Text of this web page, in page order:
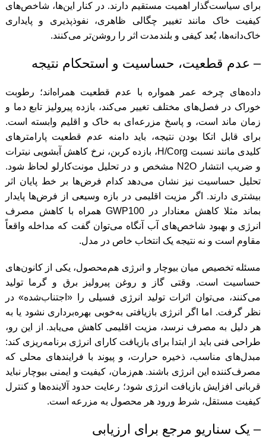
برای سیاست‌گذار اهمیت مستقیم دارند. در کنار این‌ها، شاخص‌های
کیفیت خاک مانند تغییر چگالی ظاهری، نفوذپذیری و پایداری
خاک‌دانه‌ها، بُعد کیفی و بلندمدت اثر را روشن‌تر می‌کنند.
– عدم قطعیت، حساسیت و استحکام نتیجه
داده‌های چرخه عمر همواره با عدم قطعیت همراه‌اند؛ رطوبت
خوراک در فصل‌های مختلف تغییر می‌کند، بازده پیرولیز تابع دما و
زمان ماند است، و پاسخ مزرعه‌ای به خاک و اقلیم وابسته است.
برای قابل اتکا بودن نتیجه، باید دامنه عدم قطعیت پارامترهای
کلیدی مانند نسبت H/Corg، بازده کربن، نرخ کاهش آبشویی نیترات
و ضریب انتشار N2O مشخص و در تحلیل مونت‌کارلو لحاظ شود.
تحلیل حساسیت نیز نشان می‌دهد کدام فرض‌ها بر خط پایان اثر
بیشتری دارند. اگر مزیت اقلیمی در بازه وسیعی از فرض‌ها پایدار
بماند مثلا کاهش معنادار در GWP100 همراه با کاهش مصرف
انرژی و بهبود شاخص‌های آب آنگاه می‌توان گفت که مداخله واقعاً
مقاوم است و نه نتیجه یک انتخاب خاص در مدل.
مسئله تخصیص میان بیوچار و انرژی هم‌محصول، یکی از کانون‌های
حساسیت است. وقتی گاز و روغن پیرولیز برق و گرما تولید
می‌کنند، می‌توان اثرات تولید انرژی فسیلی را «اجتناب‌شده» در
نظر گرفت. اما اگر انرژی بازیافتی به‌خوبی بهره‌برداری نشود یا به
هر دلیل به مصرف نرسد، مزیت اقلیمی کاهش می‌یابد. از این رو،
طراحی فنی باید از ابتدا برای بازیافت کارای انرژی برنامه‌ریزی کند:
مبدل‌های مناسب، ذخیره حرارت، و پیوند با فرایندهای محلی که
مصرف‌کننده این انرژی باشند. هم‌زمان، کیفیت و ایمنی بیوچار نباید
قربانی افزایش بازیافت انرژی شود؛ رعایت حدود آلاینده‌ها و کنترل
کیفیت مستقل، شرط ورود هر محصول به مزرعه است.
– یک سناریو مرجع برای ارزیابی